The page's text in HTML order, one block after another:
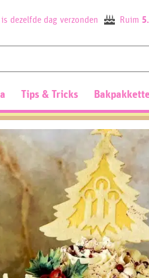
dezelfde dag verzonden Ruim
Tips & Tricks